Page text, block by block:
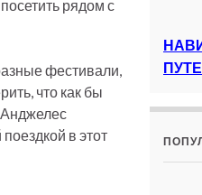
рядом с
фестивали,
что как бы
в этот